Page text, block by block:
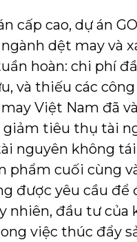
cấp cao, dự án
dệt may và
hoàn: chi phí
và thiếu các
Việt Nam đã
giảm tiêu thụ tài
nguyên không
phẩm cuối cùng
được yêu cầu để
nhiên, đầu tư của
việc thúc đẩy